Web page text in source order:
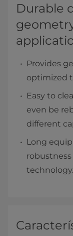
Durable
Provides
optimized
Easy to
even be
different
Long
technology.